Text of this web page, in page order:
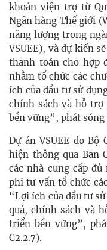
khoản viện trợ từ
Ngân hàng Thế giới
năng lượng trong
VSUEE), và dự kiến
thanh toán cho hợp
nhằm tổ chức các
ích của đầu tư sử
chính sách và hỗ
bền vững”, phát
Dự án VSUEE do
hiện thông qua Ban
các nhà cung cấp
phi tư vấn tổ chức
“Lợi ích của đầu tư
quả, chính sách và
triển bền vững”,
C2.2.7).